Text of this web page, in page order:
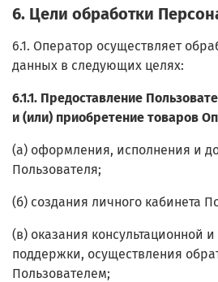
6. Цели обработки
6.1. Оператор осуществляет
данных в следующих целях:
6.1.1. Предоставление
и (или) приобретение товаров
(а) оформления, исполнения и
Пользователя;
(б) создания личного кабинета
(в) оказания консультационной и
поддержки, осуществления
Пользователем;